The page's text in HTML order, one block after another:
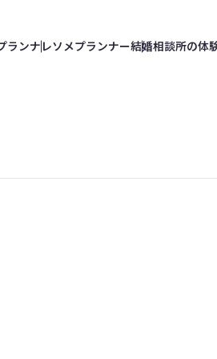
ランナレソメプランナー結婚相談所の体